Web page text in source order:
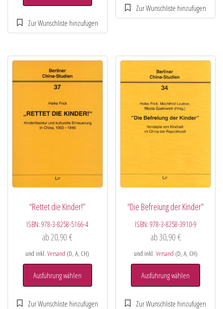
“Rettet die Kinder!”
ISBN:978-3-8258-5166-4
ab 20,90€
und inkl.Versand (D, A, CH)
Ausführung wählen
“Die Befreiung der Kinder”
ISBN: 978-3-8258-3910-9
ab30,90 €
und inkl. Versand (D, A, CH)
Ausführung wählen